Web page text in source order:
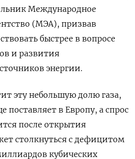
Международное
(МЭА), призвав
быстрее в вопросе
и развития
энергии.
эту небольшую долю газа,
поставляет в Европу, а спрос
после открытия
столкнуться с дефицитом
кубических